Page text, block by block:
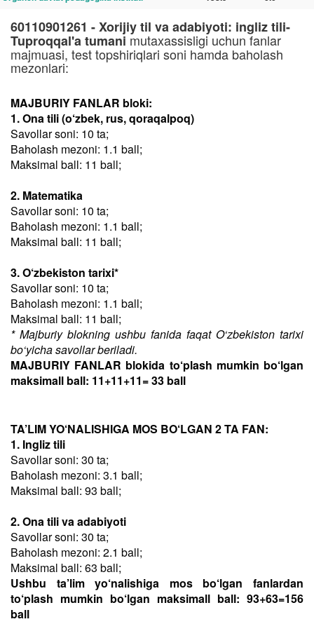
60110901261 - Xorijiy til va adabiyoti: ingliz tili-
Tuproqqal'a tumani mutaxassisligi uchun fanlar
majmuasi, test topshiriqlari soni hamda baholash
mezonlari:
MAJBURIY FANLAR bloki:
1. Ona tili (o‘zbek, rus, qoraqalpoq)
Savollar soni: 10 ta;
Baholash mezoni: 1.1 ball;
Maksimal ball: 11 ball;
2. Matematika
Savollar soni: 10 ta;
Baholash mezoni: 1.1 ball;
Maksimal ball: 11 ball;
3. O‘zbekiston tarixi*
Savollar soni: 10 ta;
Baholash mezoni: 1.1 ball;
Maksimal ball: 11 ball;
* Majburiy blokning ushbu fanida faqat O‘zbekiston tarixi
bo‘yicha savollar beriladi.
MAJBURIY FANLAR blokida to‘plash mumkin bo‘lgan
maksimall ball: 11+11+11= 33 ball
TA’LIM YO‘NALISHIGA MOS BO‘LGAN 2 TA FAN:
1. Ingliz tili
Savollar soni: 30 ta;
Baholash mezoni: 3.1 ball;
Maksimal ball: 93 ball;
2. Ona tili va adabiyoti
Savollar soni: 30 ta;
Baholash mezoni: 2.1 ball;
Maksimal ball: 63 ball;
Ushbu ta’lim yo‘nalishiga mos bo‘lgan fanlardan
to‘plash mumkin bo‘lgan maksimall ball: 93+63=156
ball